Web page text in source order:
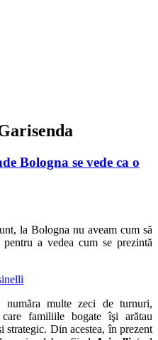
Bologna se vede ca o
la Bologna nu aveam cum să
pentru a vedea cum se prezintă
număra multe zeci de turnuri,
familiile bogate îşi arătau
Din acestea, în prezent